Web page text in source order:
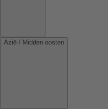
Azië / Midden oosten